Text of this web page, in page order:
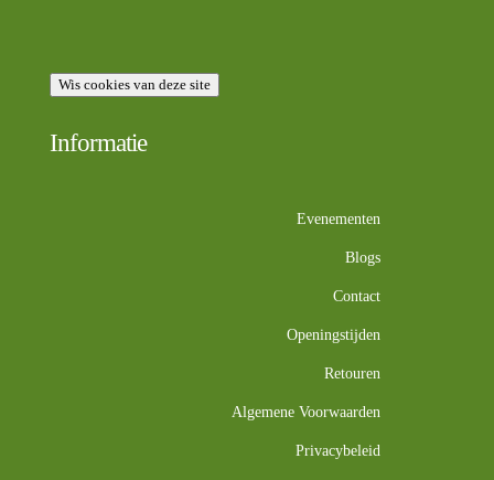
Wis cookies van deze site
Informatie
Evenementen
Blogs
Contact
Openingstijden
Retouren
Algemene Voorwaarden
Privacybeleid